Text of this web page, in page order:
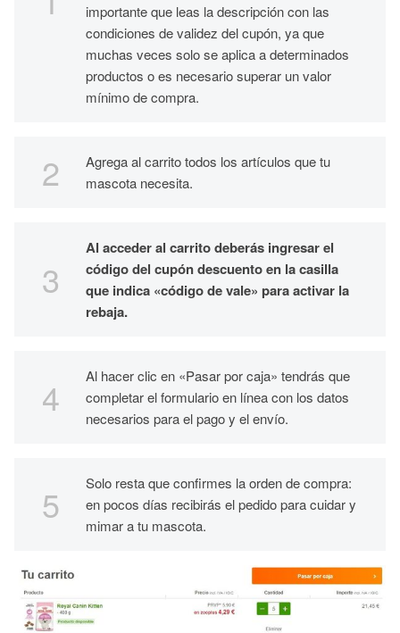
importante que leas la descripción con las
condiciones de validez del cupón, ya que
muchas veces solo se aplica a determinados
productos o es necesario superar un valor
mínimo de compra.
Agrega al carrito todos los artículos que tu
mascota necesita.
Al acceder al carrito deberás ingresar el
código del cupón descuento en la casilla
que indica «código de vale» para activar la
rebaja.
Al hacer clic en «Pasar por caja» tendrás que
completar el formulario en línea con los datos
necesarios para el pago y el envío.
Solo resta que confirmes la orden de compra:
en pocos días recibirás el pedido para cuidar y
mimar a tu mascota.